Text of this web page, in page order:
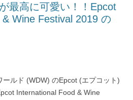
最高に可愛い！！Epcot
Wine Festival 2019 の
ールド (WDW) のEpcot (エプコット)
International Food & Wine